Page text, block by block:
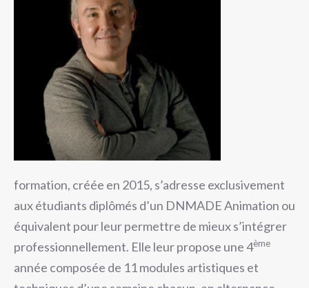
formation, créée en 2015, s’adresse exclusivement
aux étudiants diplômés d’un DNMADE Animation ou
équivalent pour leur permettre de mieux s’intégrer
professionnellement. Elle leur propose une 4ème
année composée de 11 modules artistiques et